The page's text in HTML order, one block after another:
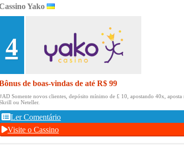
Yako
4
de boas-vindas de até R$ 99
Somente novos clientes, depósito mínimo de £ 10, apostando 40x,
ou Neteller.
Ler Comentário
Visite o Cassino